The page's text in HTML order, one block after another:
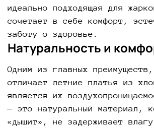
идеально подходящая для
сочетает в себе комфорт,
заботу о здоровье.
Натуральность и
Одним из главных
отличает летние платья из
является их
— это натуральный материал,
«дышит», не задерживает